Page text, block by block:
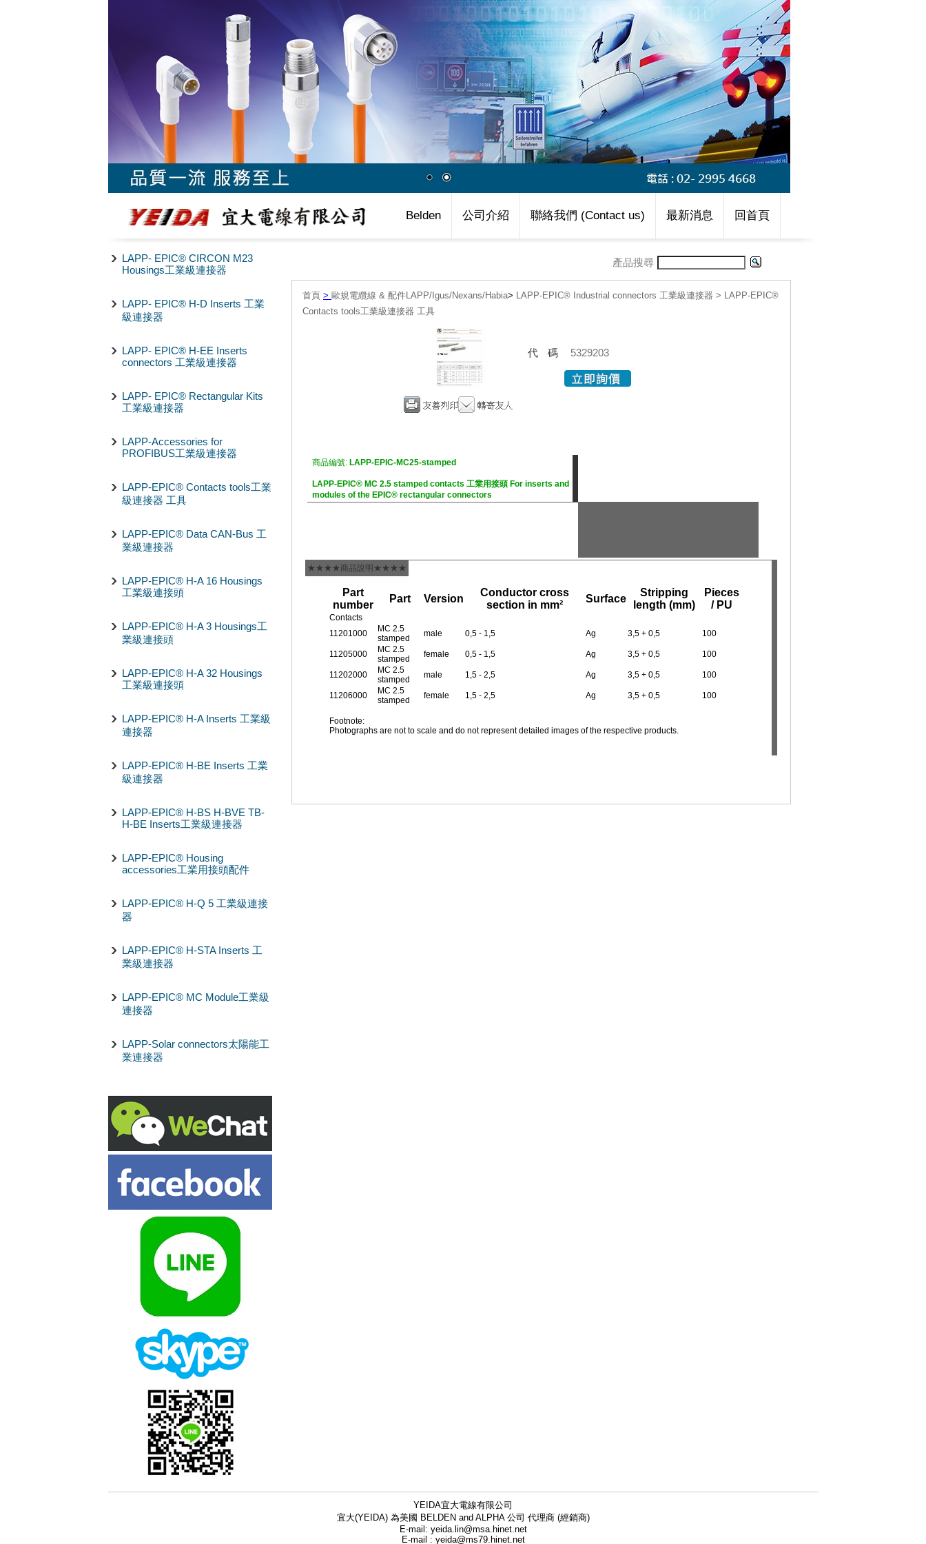
Belden 公司介紹 聯絡我們 (Contact us) 最新消息 回首頁
LAPP- EPIC® CIRCON M23
Housings工業級連接器
LAPP- EPIC® H-D Inserts 工業
級連接器
LAPP- EPIC® H-EE Inserts
connectors 工業級連接器
LAPP- EPIC® Rectangular Kits
工業級連接器
LAPP-Accessories for
PROFIBUS工業級連接器
LAPP-EPIC® Contacts tools工業
級連接器 工具
LAPP-EPIC® Data CAN-Bus 工
業級連接器
LAPP-EPIC® H-A 16 Housings
工業級連接頭
LAPP-EPIC® H-A 3 Housings工
業級連接頭
LAPP-EPIC® H-A 32 Housings
工業級連接頭
LAPP-EPIC® H-A Inserts 工業級
連接器
LAPP-EPIC® H-BE Inserts 工業
級連接器
LAPP-EPIC® H-BS H-BVE TB-
H-BE Inserts工業級連接器
LAPP-EPIC® Housing
accessories工業用接頭配件
LAPP-EPIC® H-Q 5 工業級連接
器
LAPP-EPIC® H-STA Inserts 工
業級連接器
LAPP-EPIC® MC Module工業級
連接器
LAPP-Solar connectors太陽能工
業連接器
產品搜尋
首頁 > 歐規電纜線 & 配件LAPP/Igus/Nexans/Habia> LAPP-EPIC® Industrial connectors 工業級連接器 > LAPP-EPIC®
Contacts tools工業級連接器 工具
代碼 5329203
商品編號: LAPP-EPIC-MC25-stamped
LAPP-EPIC® MC 2.5 stamped contacts 工業用接頭 For inserts and
modules of the EPIC® rectangular connectors
★★★★商品說明★★★★
Part
number
Part Version
Conductor cross
section in mm²
Surface
Stripping
length (mm)
Pieces
/ PU
Contacts
11201000
MC 2.5
stamped
male 0,5 - 1,5 Ag 3,5 + 0,5 100
11205000
MC 2.5
stamped
female 0,5 - 1,5 Ag 3,5 + 0,5 100
11202000
MC 2.5
stamped
male 1,5 - 2,5 Ag 3,5 + 0,5 100
11206000
MC 2.5
stamped
female 1,5 - 2,5 Ag 3,5 + 0,5 100
Footnote:
Photographs are not to scale and do not represent detailed images of the respective products.
YEIDA宜大電線有限公司
宜大(YEIDA) 為美國 BELDEN and ALPHA 公司 代理商 (經銷商)
E-mail: yeida.lin@msa.hinet.net
E-mail : yeida@ms79.hinet.net